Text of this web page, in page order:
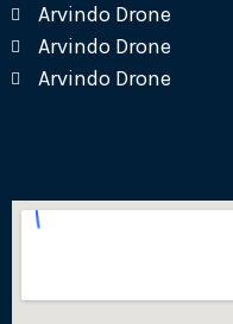
Arvindo Drone
Arvindo Drone
Arvindo Drone